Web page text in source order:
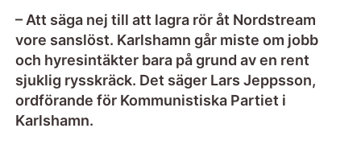
– Att säga nej till att lagra rör åt Nordstream
vore sanslöst. Karlshamn går miste om jobb
och hyresintäkter bara på grund av en rent
sjuklig rysskräck. Det säger Lars Jeppsson,
ordförande för Kommunistiska Partiet i
Karlshamn.